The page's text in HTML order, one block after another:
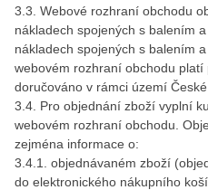
3.3. Webové rozhraní obchodu
nákladech spojených s balením
nákladech spojených s balením
webovém rozhraní obchodu
doručováno v rámci území České
3.4. Pro objednání zboží vyplní
webovém rozhraní obchodu.
zejména informace o:
3.4.1. objednávaném zboží
do elektronického nákupního